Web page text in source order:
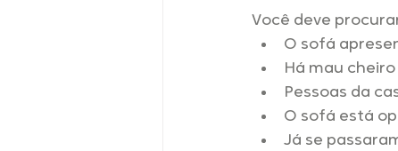
Você deve
O sofá
Há mau
Pessoas da
O sofá está
Já se